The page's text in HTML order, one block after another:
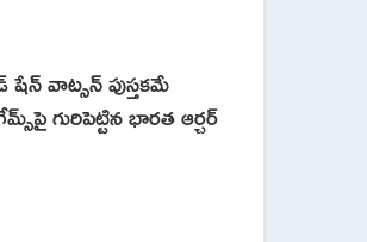
షేన్ వాట్సన్ పుస్తకమే
గురిపెట్టిన భారత ఆర్చర్